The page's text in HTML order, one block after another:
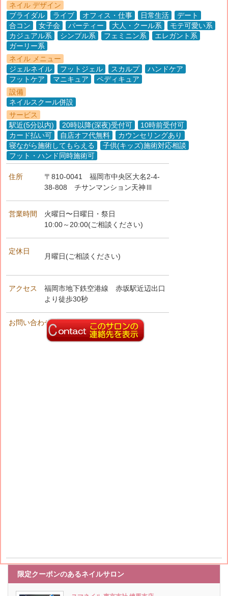
ネイル デザイン
ブライダル
ライブ オフィス・仕事 日常生活
デート
合コン
女子会 パーティー 大人・クール系
モテ可愛い系
カジュアル系
シンプル系 フェミニン系
エレガント系
ガーリー系
ネイル メニュー
ジェルネイル
フットジェル スカルプ
ハンドケア
フットケア
マニキュア
ペディキュア
設備
ネイルスクール併設
サービス
駅近(5分以内)
20時以降(深夜)受付可
10時前受付可
カード払い可
自店オフ代無料
カウンセリングあり
寝ながら施術してもらえる
子供(キッズ)施術対応相談
フット・ハンド同時施術可
住所 〒810-0041 福岡市中央区大名2-4-
38-808 チサンマンション天神Ⅲ
営業時間
火曜日〜日曜日・祭日
10:00～20:00(ご相談ください)
定休日
月曜日(ご相談ください)
アクセス
福岡市地下鉄空港線 赤坂駅近辺出口
より徒歩30秒
お問い合わせ先
限定クーポンのあるネイルサロン